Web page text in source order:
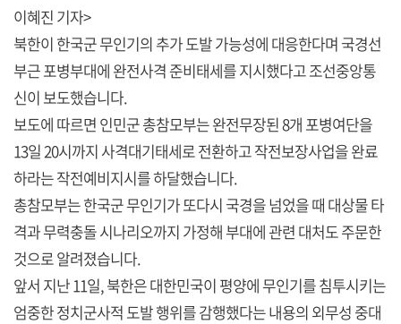
이혜진 기자>
북한이 한국군 무인기의 추가 도발 가능성에 대응한다며 국경선
부근 포병부대에 완전사격 준비태세를 지시했다고 조선중앙통
신이 보도했습니다.
보도에 따르면 인민군 총참모부는 완전무장된 8개 포병여단을
13일 20시까지 사격대기태세로 전환하고 작전보장사업을 완료
하라는 작전예비지시를 하달했습니다.
총참모부는 한국군 무인기가 또다시 국경을 넘었을 때 대상물 타
격과 무력충돌 시나리오까지 가정해 부대에 관련 대처도 주문한
것으로 알려졌습니다.
앞서 지난 11일, 북한은 대한민국이 평양에 무인기를 침투시키는
엄중한 정치군사적 도발 행위를 감행했다는 내용의 외무성 중대